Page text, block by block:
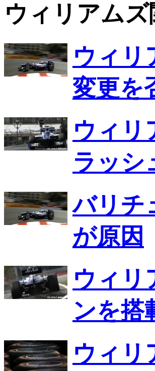
ウィリアム
ウィリ
変更を
ウィリ
ラッシ
バリチ
が原因
ウィリ
ンを搭
ウィリ